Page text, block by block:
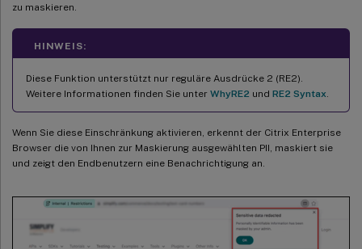
zu maskieren.
HINWEIS:
Diese Funktion unterstützt nur reguläre Ausdrücke 2 (RE2).
Weitere Informationen finden Sie unter WhyRE2 und RE2 Syntax.
Wenn Sie diese Einschränkung aktivieren, erkennt der Citrix Enterprise
Browser die von Ihnen zur Maskierung ausgewählten PII, maskiert sie
und zeigt den Endbenutzern eine Benachrichtigung an.